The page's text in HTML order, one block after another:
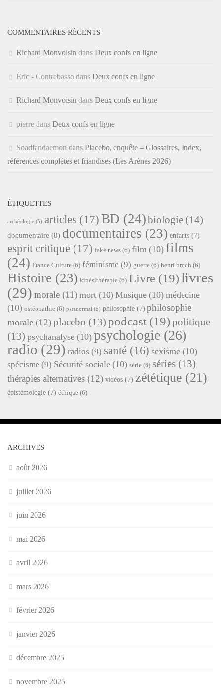
COMMENTAIRES RÉCENTS
Richard Monvoisin dans Deux confs en ligne
Éric - Contrebasso dans Deux confs en ligne
Richard Monvoisin dans Deux confs en ligne
pierre dans Deux confs en ligne
Soadfandaemon dans Placebo, enquête – Glossaires, Index,
références complètes et friandises (Les Arènes 2026)
ÉTIQUETTES
archéologie (5) articles (17) BD (24) biologie (14)
documentaire (8) documentaires (23) enfants (7)
esprit critique (17) fake news (6) film (10) films
(24) France Culture (6) féminisme (9) guerre (6) henri broch (6)
Histoire (23) kinésithérapie (6) Livre (19)livres
(29) morale (11) mort (10) Musique (10) médecine
(10) ostéopathie (6) paranormal (5) philosophie (7) philosophie
morale (12)placebo (13) podcast (19)politique
(13) psychanalyse (10) psychologie (26)
radio (29) radios (9) santé (16) sexisme (10)
spécisme (9) Sécurité sociale (10) série (6) séries (13)
thérapies alternatives (12) vidéos (7) zététique (21)
épistémologie (7) éthique (6)
ARCHIVES
août 2026
juillet 2026
juin 2026
mai 2026
avril 2026
mars 2026
février 2026
janvier 2026
décembre 2025
novembre 2025